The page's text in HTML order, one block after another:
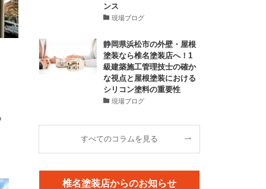
ンス
現場ブログ
静岡県浜松市の外壁・屋根
塗装なら椎名塗装店へ！1
級建築施工管理技士の確か
な視点と屋根塗装における
シリコン塗料の重要性
現場ブログ
すべてのコラムを見る
椎名塗装店からのお知らせ